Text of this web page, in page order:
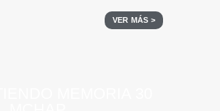
VER MÁS >